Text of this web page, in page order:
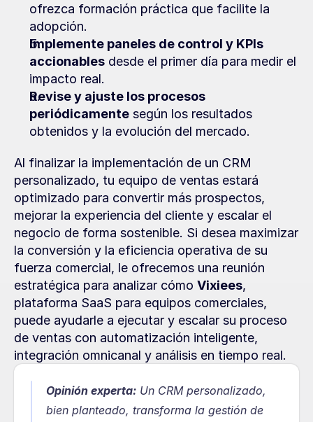
ofrezca formación práctica que facilite la
adopción.
Implemente paneles de control y KPIs
accionables desde el primer día para medir el
impacto real.
Revise y ajuste los procesos
periódicamente según los resultados
obtenidos y la evolución del mercado.
Al finalizar la implementación de un CRM
personalizado, tu equipo de ventas estará
optimizado para convertir más prospectos,
mejorar la experiencia del cliente y escalar el
negocio de forma sostenible. Si desea maximizar
la conversión y la eficiencia operativa de su
fuerza comercial, le ofrecemos una reunión
estratégica para analizar cómo Vixiees,
plataforma SaaS para equipos comerciales,
puede ayudarle a ejecutar y escalar su proceso
de ventas con automatización inteligente,
integración omnicanal y análisis en tiempo real.
Opinión experta: Un CRM personalizado,
bien planteado, transforma la gestión de